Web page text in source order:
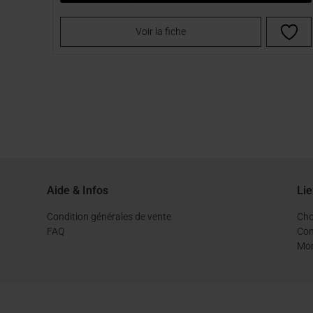
Voir la fiche
Aide & Infos
Condition générales de vente
FAQ